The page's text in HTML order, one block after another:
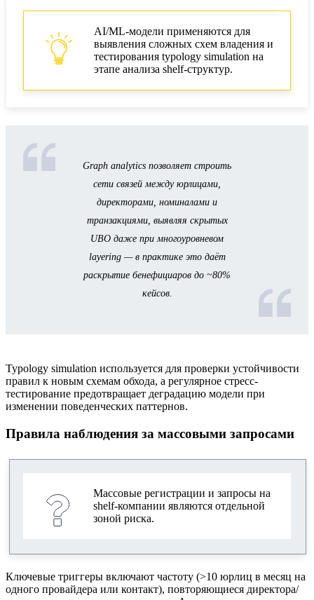
AI/ML-модели применяются для
выявления сложных схем владения и
тестирования typology simulation на
этапе анализа shelf-структур.
Graph analytics позволяет строить
сети связей между юрлицами,
директорами, номиналами и
транзакциями, выявляя скрытых
UBO даже при многоуровневом
layering — в практике это даёт
раскрытие бенефициаров до ~80%
кейсов.
Typology simulation используется для проверки устойчивости
правил к новым схемам обхода, а регулярное стресс-
тестирование предотвращает деградацию модели при
изменении поведенческих паттернов.
Правила наблюдения за массовыми запросами
Массовые регистрации и запросы на
shelf-компании являются отдельной
зоной риска.
Ключевые триггеры включают частоту (>10 юрлиц в месяц на
одного провайдера или контакт), повторяющиеся директора/